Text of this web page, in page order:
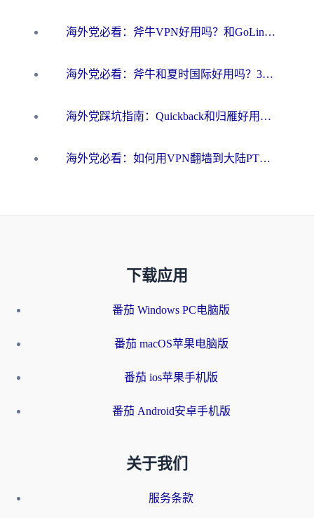
海外党必看：斧牛VPN好用吗？和GoLinkVPN对比哪个回国效果更好？
海外党必看：斧牛和夏时国际好用吗？3步选对回国加速器，无缝刷国内资源
海外党踩坑指南：Quickback和归雁好用吗？选对加速器才能无缝刷国内资源
海外党必看：如何用VPN翻墙到大陆PTT？一篇解决你所有回国加速痛点
下载应用
番茄 Windows PC电脑版
番茄 macOS苹果电脑版
番茄 ios苹果手机版
番茄 Android安卓手机版
关于我们
服务条款